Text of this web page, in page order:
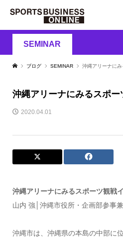
SEMINAR
ブログ SEMINAR 沖縄アリーナに
沖縄アリーナにみるスポ
2020.04.01
沖縄アリーナにみるスポーツ観戦
山内 強│沖縄市役所・企画部参事
沖縄市は、沖縄県の本島の中部に